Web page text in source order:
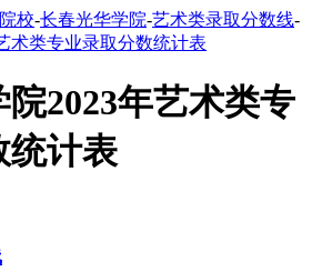
校-长春光华学院-艺术类录取分数线-
术类专业录取分数统计表
2023年艺术类专
统计表